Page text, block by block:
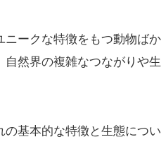
ークな特徴をもつ動物ばか
然界の複雑なつながりや生
の基本的な特徴と生態につい